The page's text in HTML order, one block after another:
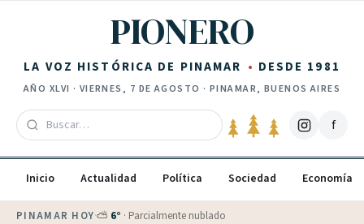
PIONERO
LA VOZ HISTÓRICA DE PINAMAR DESDE 1981
AÑO XLVI · VIERNES, 7 DE AGOSTO · PINAMAR, BUENOS AIRES
f
Inicio Actualidad Política Sociedad Economía
PINAMAR HOY·⛅ 6° · Parcialmente nublado